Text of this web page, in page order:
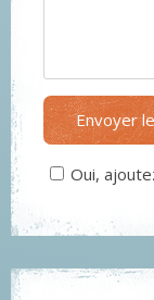
Envoyer
Oui,